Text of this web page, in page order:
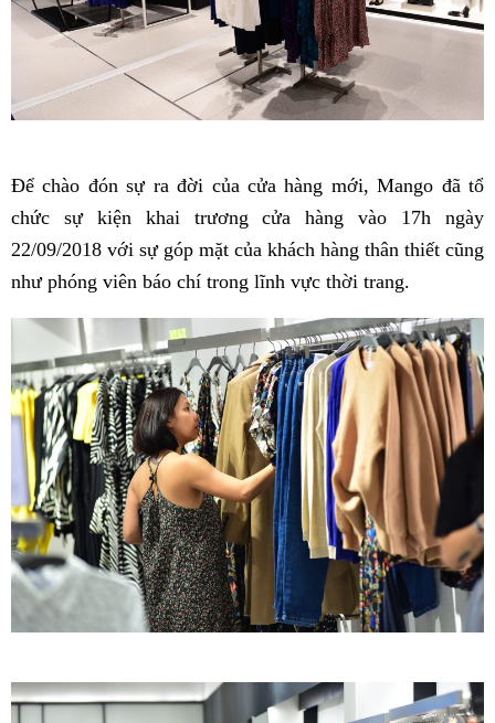
Để chào đón sự ra đời của cửa hàng mới, Mango đã tổ
chức sự kiện khai trương cửa hàng vào 17h ngày
22/09/2018 với sự góp mặt của khách hàng thân thiết cũng
như phóng viên báo chí trong lĩnh vực thời trang.